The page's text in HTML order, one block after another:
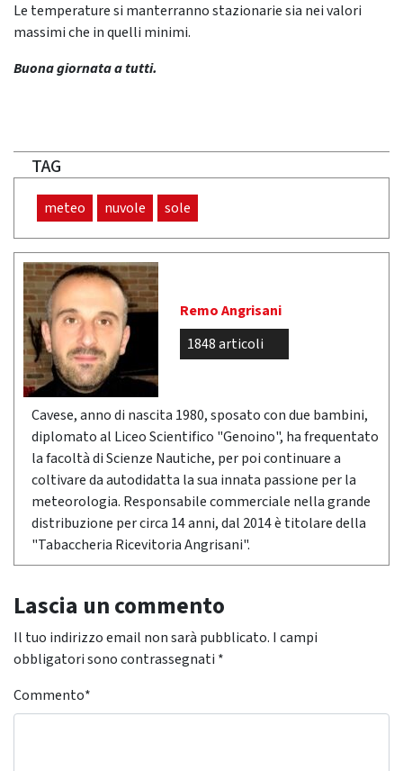
Le temperature si manterranno stazionarie sia nei valori
massimi che in quelli minimi.
Buona giornata a tutti.
TAG
meteo nuvole sole
Remo Angrisani
1848 articoli
Cavese, anno di nascita 1980, sposato con due bambini,
diplomato al Liceo Scientifico "Genoino", ha frequentato
la facoltà di Scienze Nautiche, per poi continuare a
coltivare da autodidatta la sua innata passione per la
meteorologia. Responsabile commerciale nella grande
distribuzione per circa 14 anni, dal 2014 è titolare della
"Tabaccheria Ricevitoria Angrisani".
Lascia un commento
Il tuo indirizzo email non sarà pubblicato. I campi
obbligatori sono contrassegnati *
Commento*